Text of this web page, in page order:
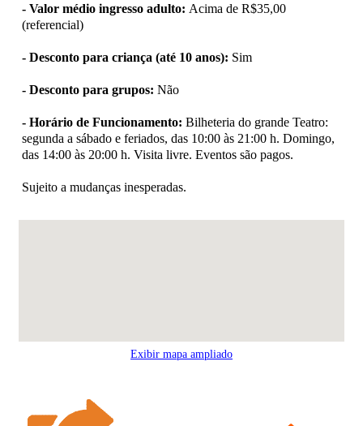
- Valor médio ingresso adulto: Acima de R$35,00
(referencial)
- Desconto para criança (até 10 anos): Sim
- Desconto para grupos: Não
- Horário de Funcionamento: Bilheteria do grande Teatro:
segunda a sábado e feriados, das 10:00 às 21:00 h. Domingo,
das 14:00 às 20:00 h. Visita livre. Eventos são pagos.
Sujeito a mudanças inesperadas.
Exibir mapa ampliado